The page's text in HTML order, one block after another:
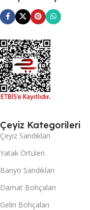
Çeyiz Kategorileri
Çeyiz Sandıkları
Yatak Örtüleri
Banyo Sandıkları
Damat Bohçaları
Gelin Bohçaları